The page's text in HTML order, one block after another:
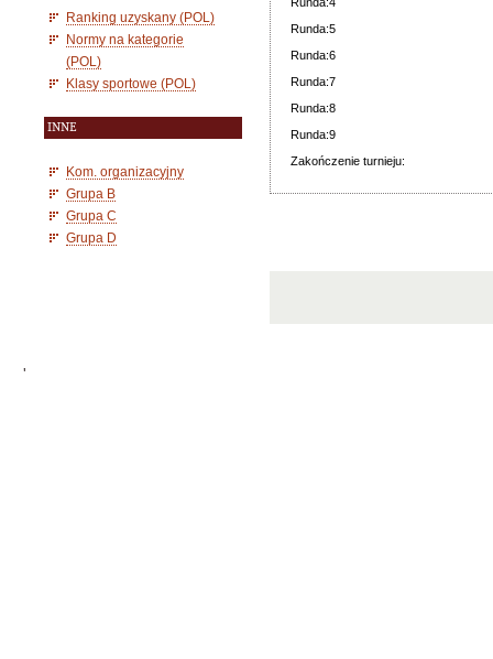
Ranking uzyskany (POL)
Normy na kategorie
(POL)
Klasy sportowe (POL)
INNE
Kom. organizacyjny
Grupa B
Grupa C
Grupa D
Runda:5
Runda:6
Runda:7
Runda:8
Runda:9
Zakończenie turnieju:
'